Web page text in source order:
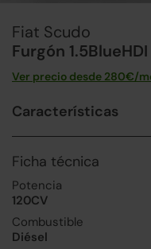
Fiat Scudo
Furgón
Ver precio desde 280€/
Características
Ficha técnica
Potencia
120CV
Combustible
Diésel